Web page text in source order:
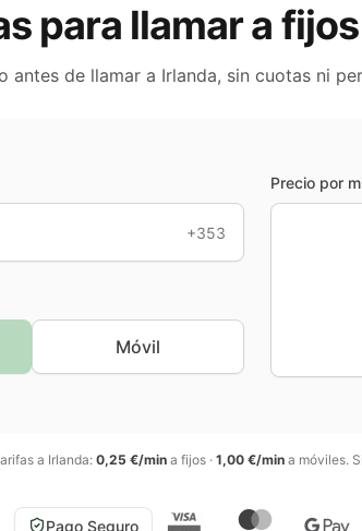
para llamar a
antes de llamar a Irlanda, sin cuotas ni
+353
Móvil
Precio por
a Irlanda: 0,25 €/mina fijos· 1,00 €/mina móviles.
Pago Seguro